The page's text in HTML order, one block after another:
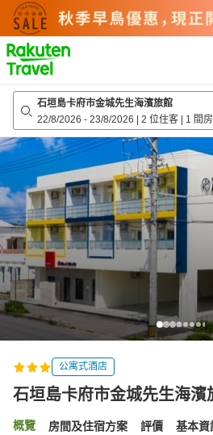
to
top
page
石垣島卡府市金城先生海濱旅館
22/8/2026 - 23/8/2026 | 2 位住客 | 1 間房
公寓式酒店
石垣島卡府市金城先生海濱
概覽 房間及住宿方案 評價 基本資